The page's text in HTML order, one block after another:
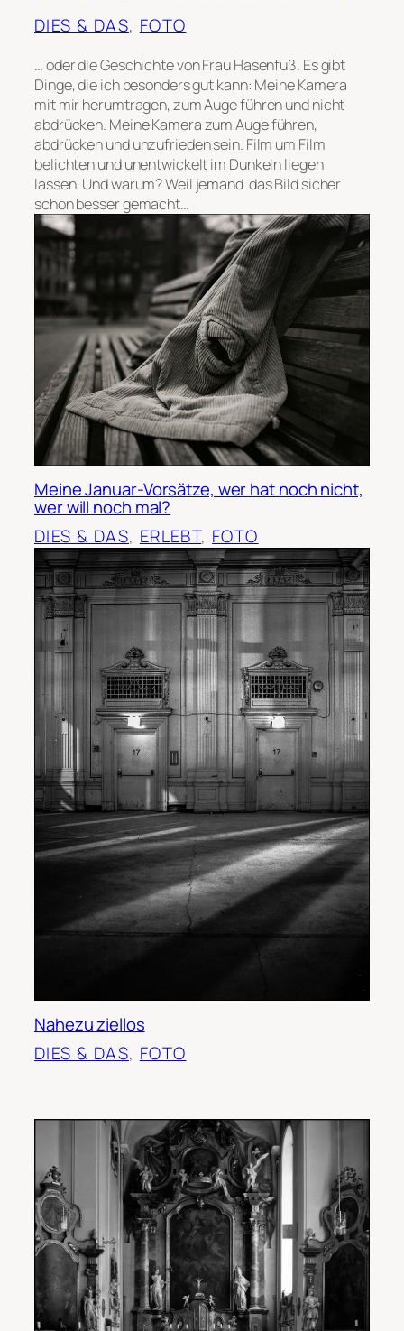
DIES & DAS, FOTO
… oder die Geschichte von Frau Hasenfuß. Es gibt
Dinge, die ich besonders gut kann: Meine Kamera
mit mir herumtragen, zum Auge führen und nicht
abdrücken. Meine Kamera zum Auge führen,
abdrücken und unzufrieden sein. Film um Film
belichten und unentwickelt im Dunkeln liegen
lassen. Und warum? Weil jemand das Bild sicher
schon besser gemacht…
Meine Januar-Vorsätze, wer hat noch nicht,
wer will noch mal?
DIES & DAS, ERLEBT, FOTO
Nahezu ziellos
DIES & DAS, FOTO